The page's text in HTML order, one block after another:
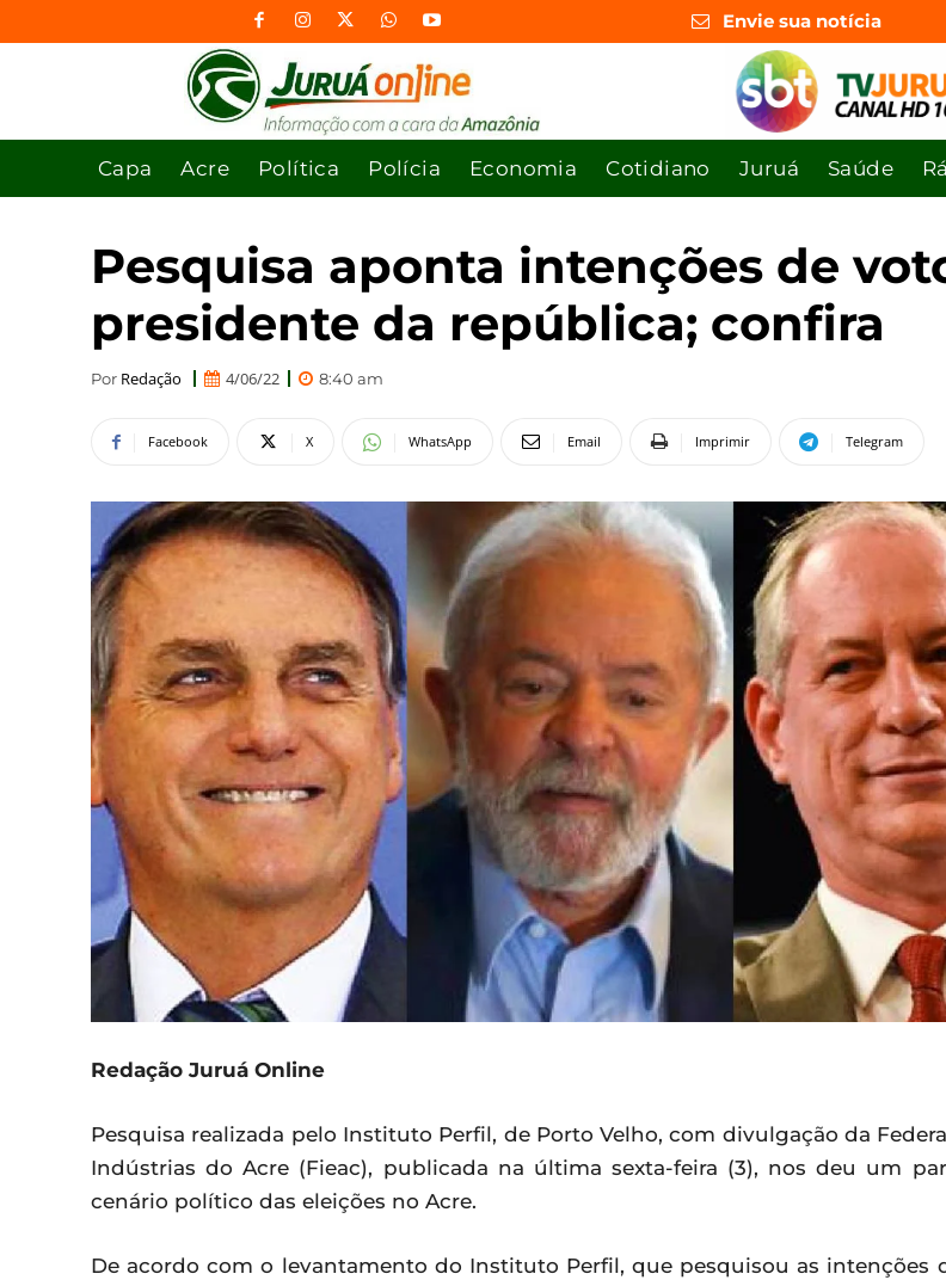
Envie sua notícia
Capa Acre Política Polícia Economia Cotidiano Juruá Saúde
Pesquisa aponta intenções de
presidente da república; confira
Por Redação 4/06/22 8:40 am
Facebook X WhatsApp Email Imprimir Telegram
Redação Juruá Online
Pesquisa realizada pelo Instituto Perfil, de Porto Velho, com divulgação da
Indústrias do Acre (Fieac), publicada na última sexta-feira (3), nos deu um
cenário político das eleições no Acre.
De acordo com o levantamento do Instituto Perfil, que pesquisou as intenções